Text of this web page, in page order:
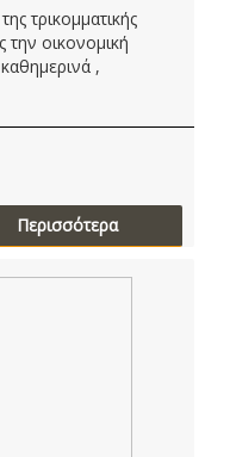
τρικομματικής
οικονομική
καθημερινά ,
Περισσότερα